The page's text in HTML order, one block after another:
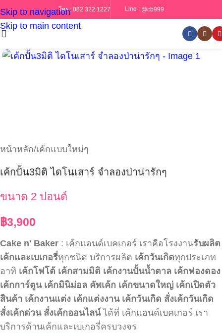
Skip to navigation
Skip to main content
โทร : 082 322 1227 Line : @cb999
หน้าหลัก/เค้กแบบใหม่ๆ
เค้กปั้น3มิติ ไดโนเสาร์ จำลองป่าน่ารักๆ
ขนาด 2 ปอนด์
฿3,900
Cake n' Baker : เค้กแอนด์เบคเกอร์ เราคือโรงงานรับผลิต
เค้กและเบเกอรี่ทุกชนิด บริการผลิต เค้กวันเกิดทุกประเภท
อาทิ เค้กโฟโต้ เค้กสามมิติ เค้กงานปั้นน้ำตาล เค้กฟองดอง
เค้กการ์ตูน เค้กมินิม่อล คัพเค้ก เค้กขนาดใหญ่ เค้กเปิดตัว
สินค้า เค้กงานแต่ง เค้กแต่งงาน เค้กวันเกิด สั่งเค้กวันเกิด
สั่งเค้กด่วน สั่งเค้กออนไลน์ได้ที่ เค้กแอนด์เบคเกอร์ เรา
บริการด้านเค้กและเบเกอรี่ครบวงจร